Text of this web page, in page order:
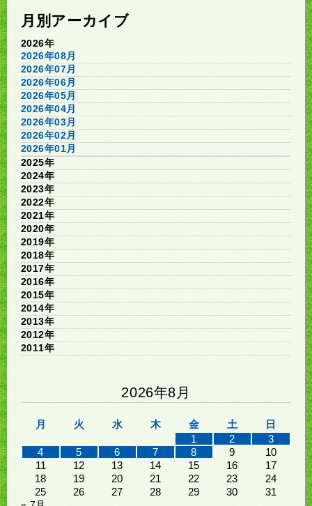
月別アーカイブ
2026年
2026年08月
2026年07月
2026年06月
2026年05月
2026年04月
2026年03月
2026年02月
2026年01月
2025年
2024年
2023年
2022年
2021年
2020年
2019年
2018年
2017年
2016年
2015年
2014年
2013年
2012年
2011年
2026年8月
月 火 水 木 金 土
日
1
2
3
4
5 6 7 8 9
10
11
12 13 14 15 16
17
18
19 20 21 22 23
24
25
26 27 28 29 30 31